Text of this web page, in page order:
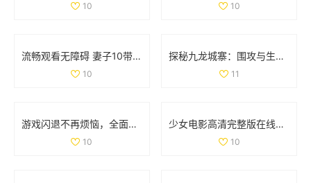
10 10
流畅观看无障碍 妻子10带你畅享高清电视精彩内容
10
探秘九龙城寨：围攻与生存的传奇故事免费观看版
11
游戏闪退不再烦恼，全面解析处理技巧与方法
10
少女电影高清完整版在线免费观看，畅享视觉盛宴
10